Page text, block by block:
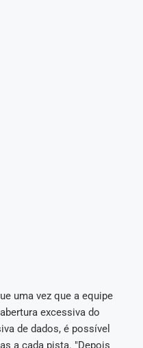
uma vez que a equipe
excessiva do
de dados, é possível